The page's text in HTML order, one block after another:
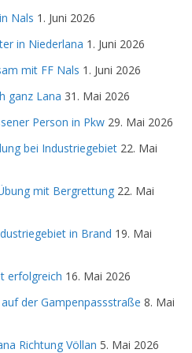
Nals 1. Juni 2026
in Niederlana 1. Juni 2026
mit FF Nals 1. Juni 2026
ganz Lana 31. Mai 2026
Person in Pkw 29. Mai 2026
bei Industriegebiet 22. Mai
mit Bergrettung 22. Mai
in Brand 19. Mai
erfolgreich 16. Mai 2026
der Gampenpassstraße 8. Mai
Richtung Völlan 5. Mai 2026